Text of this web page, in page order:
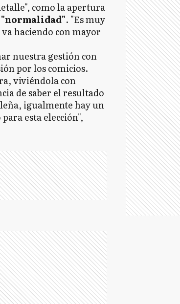
como la apertura
"normalidad". "Es muy
haciendo con mayor
nuestra gestión con
por los comicios.
viviéndola con
de saber el resultado
igualmente hay un
esta elección",